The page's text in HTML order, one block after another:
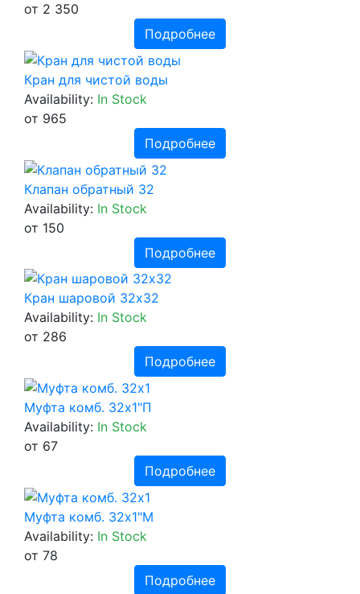
от 2 350
Подробнее
Кран для чистой воды
Availability: In Stock
от 965
Подробнее
Клапан обратный 32
Availability: In Stock
от 150
Подробнее
Кран шаровой 32х32
Availability: In Stock
от 286
Подробнее
Муфта комб. 32х1"П
Availability: In Stock
от 67
Подробнее
Муфта комб. 32х1"М
Availability: In Stock
от 78
Подробнее